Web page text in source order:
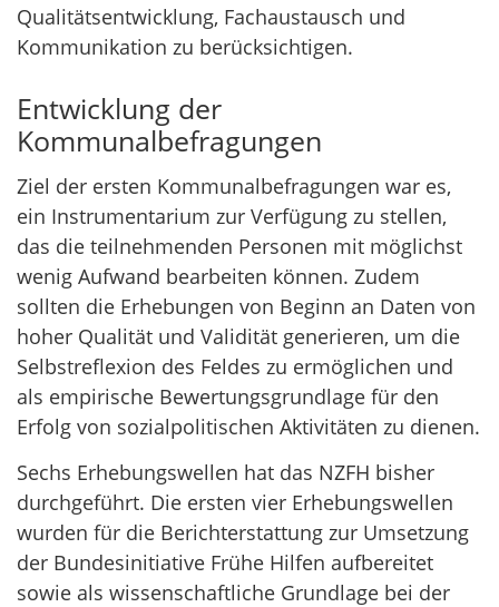
Qualitätsentwicklung, Fachaustausch und
Kommunikation zu berücksichtigen.
Entwicklung der
Kommunalbefragungen
Ziel der ersten Kommunalbefragungen war es,
ein Instrumentarium zur Verfügung zu stellen,
das die teilnehmenden Personen mit möglichst
wenig Aufwand bearbeiten können. Zudem
sollten die Erhebungen von Beginn an Daten von
hoher Qualität und Validität generieren, um die
Selbstreflexion des Feldes zu ermöglichen und
als empirische Bewertungsgrundlage für den
Erfolg von sozialpolitischen Aktivitäten zu dienen.
Sechs Erhebungswellen hat das NZFH bisher
durchgeführt. Die ersten vier Erhebungswellen
wurden für die Berichterstattung zur Umsetzung
der Bundesinitiative Frühe Hilfen aufbereitet
sowie als wissenschaftliche Grundlage bei der